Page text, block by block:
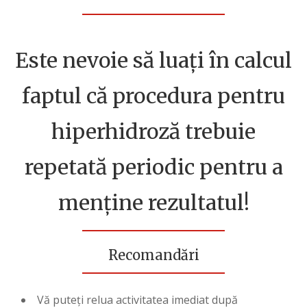
Este nevoie să luați în calcul
faptul că procedura pentru
hiperhidroză trebuie
repetată periodic pentru a
menține rezultatul!
Recomandări
Vă puteți relua activitatea imediat după